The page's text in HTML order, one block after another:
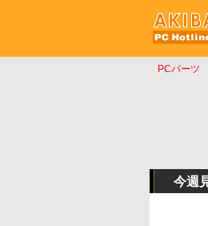
PCパーツ
今週